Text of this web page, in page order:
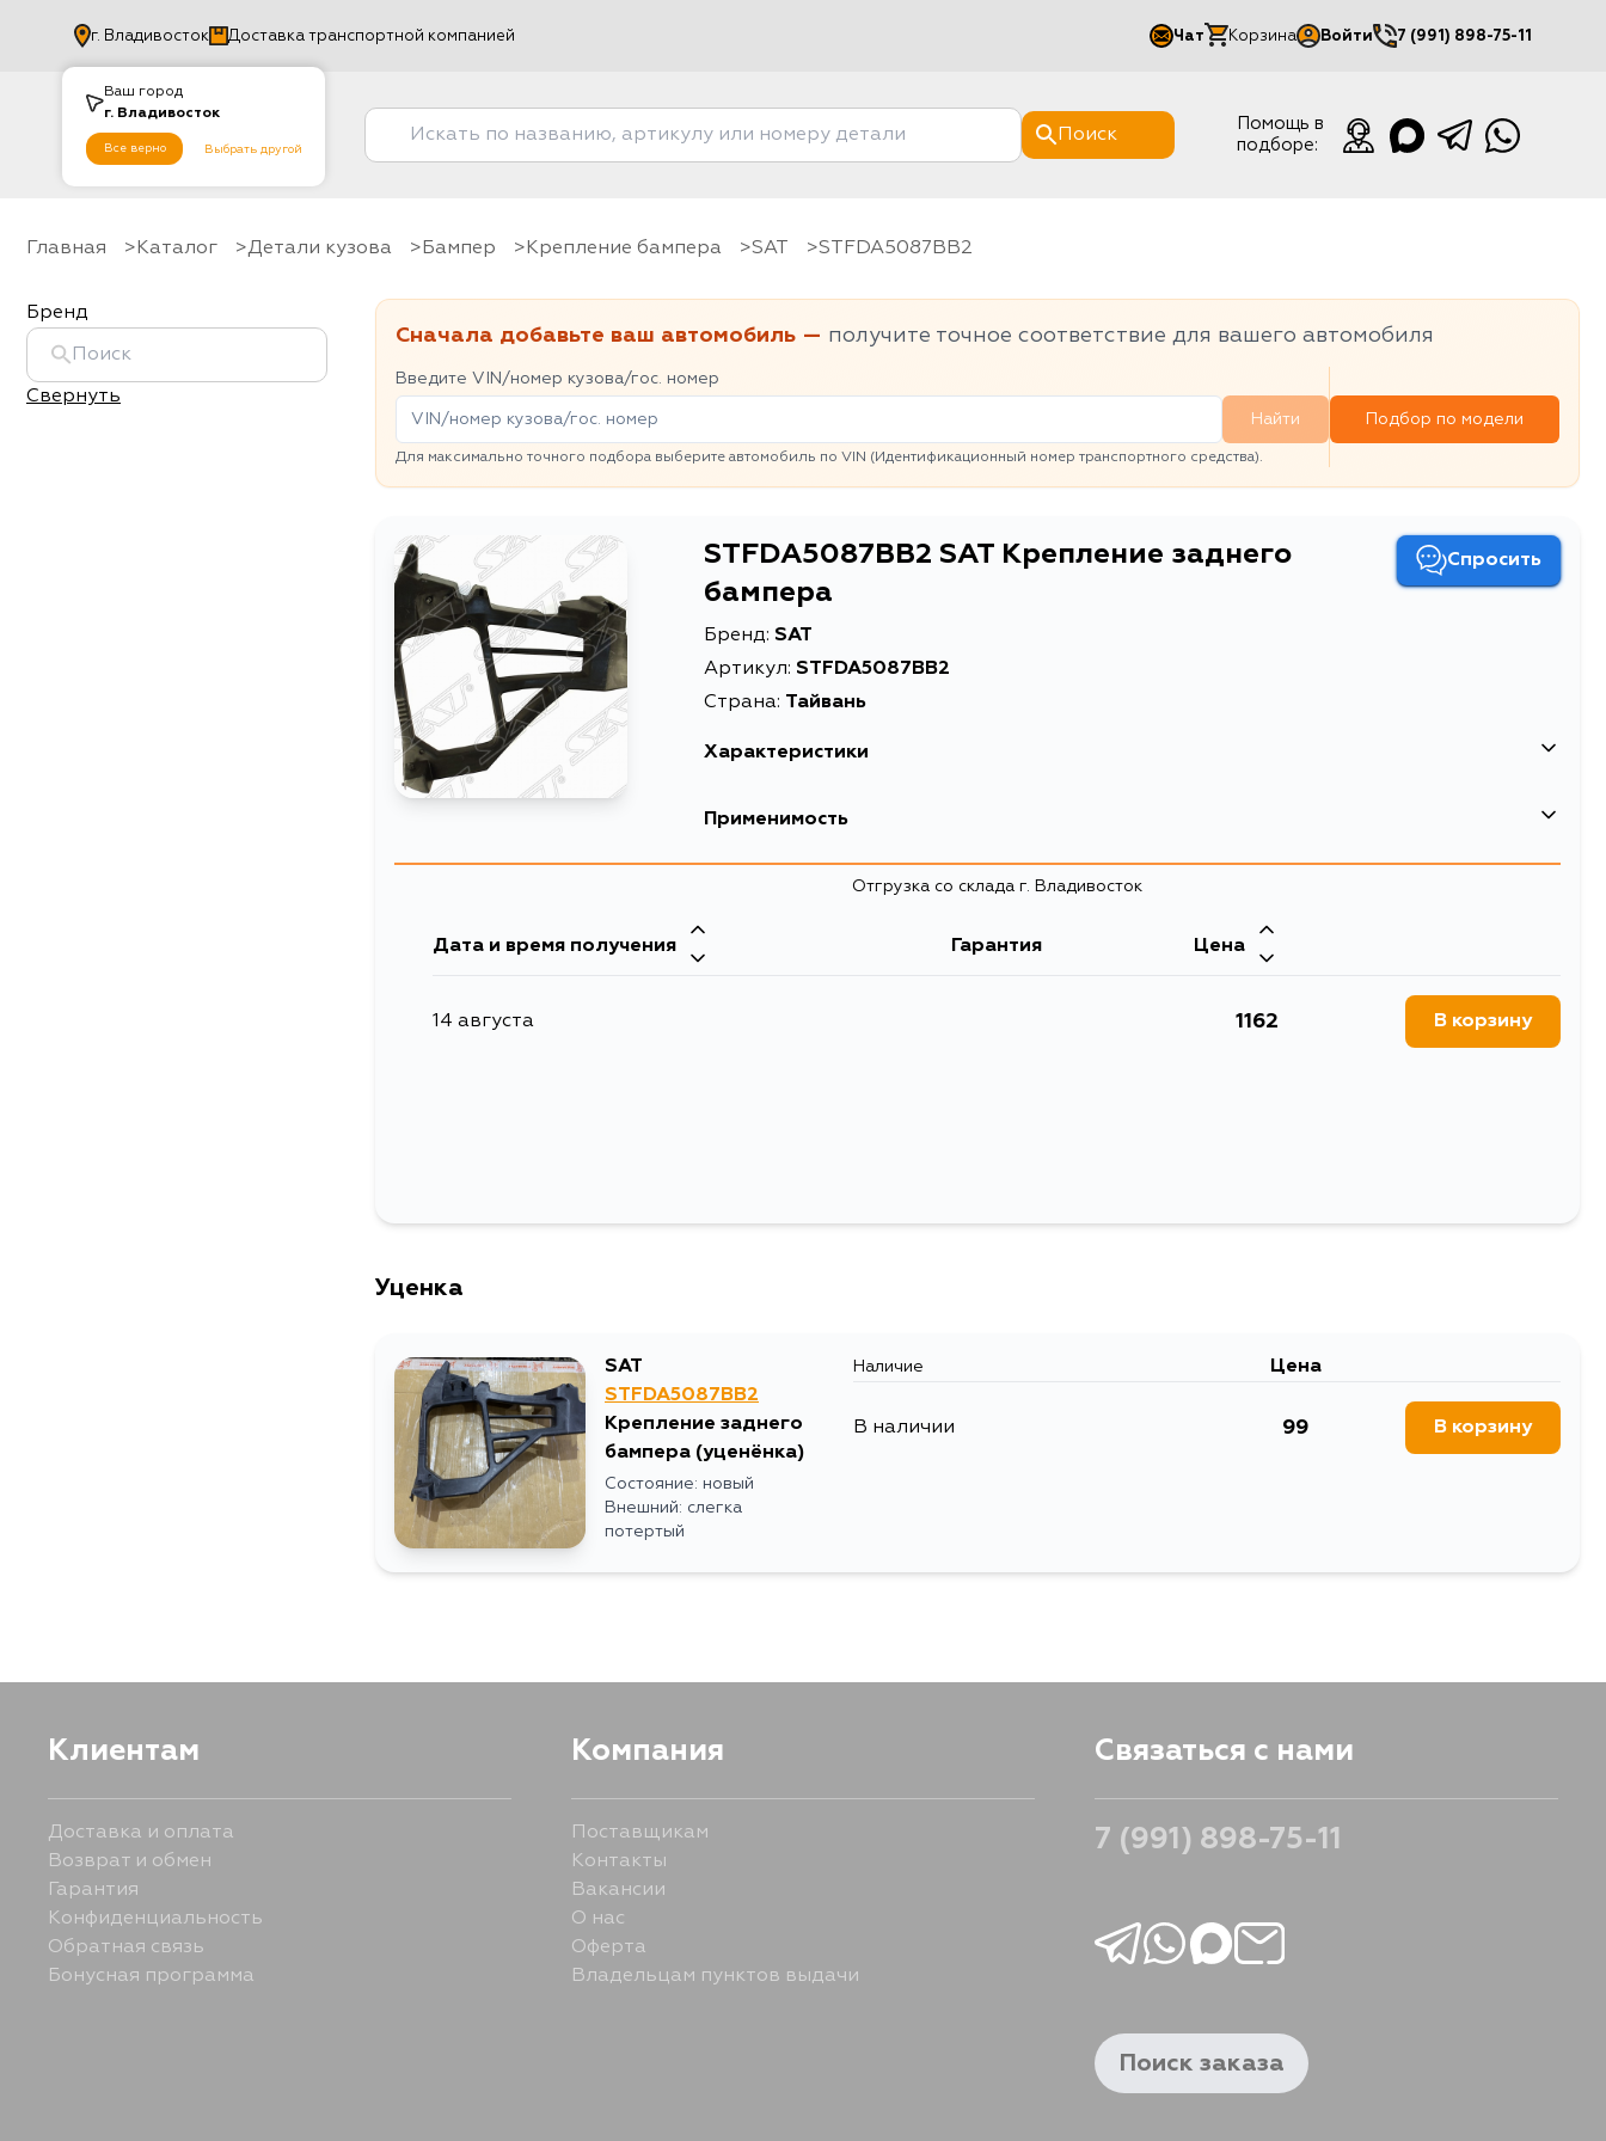
Ваш город
г. Владивосток
Все верно Выбрать другой
г. Владивосток Доставка транспортной компанией Чат Корзина Войти
Мой кабинет
7 (991) 898-75-11
Поиск
Помощь в
подборе:
Главная Каталог Детали кузова Бампер Крепление бампера SAT STFDA5087BB2
Бренд
Свернуть
Сначала добавьте ваш автомобиль — получите точное соответствие для вашего автомобиля
Введите VIN/номер кузова/гос. номер
Найти
Для максимально точного подбора выберите автомобиль по VIN (Идентификационный номер транспортного средства).
Подбор по модели
STFDA5087BB2 SAT Крепление заднего
бампера
Спросить
Бренд: SAT
Артикул: STFDA5087BB2
Страна: Тайвань
Характеристики
Описание
Применимость
Двигатель
AODA
Отгрузка со склада г. Владивосток
Дата и время получения Гарантия Цена
14 августа 1162 В корзину
Уценка
SAT
STFDA5087BB2
Крепление заднего
бампера (уценёнка)
Состояние: новый
Внешний: слегка
потертый
Наличие Цена
В наличии 99 В корзину
Клиентам
Доставка и оплата
Возврат и обмен
Гарантия
Конфиденциальность
Обратная связь
Бонусная программа
Компания
Поставщикам
Контакты
Вакансии
О нас
Оферта
Владельцам пунктов выдачи
Связаться с нами
7 (991) 898-75-11
Поиск заказа